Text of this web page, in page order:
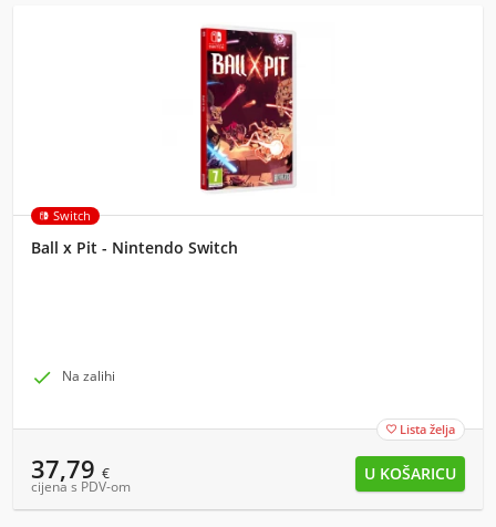
Switch
Ball x Pit - Nintendo Switch
 Na zalihi
 Lista želja
37,79 €
cijena s PDV-om